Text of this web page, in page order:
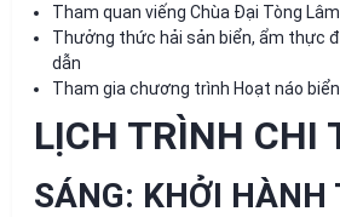
Tham quan viếng Chùa Đại Tòng Lâm.
Thưởng thức hải sản biển, ẩm thực
dẫn
Tham gia chương trình Hoạt náo
LỊCH TRÌNH CHI
SÁNG: KHỞI HÀNH